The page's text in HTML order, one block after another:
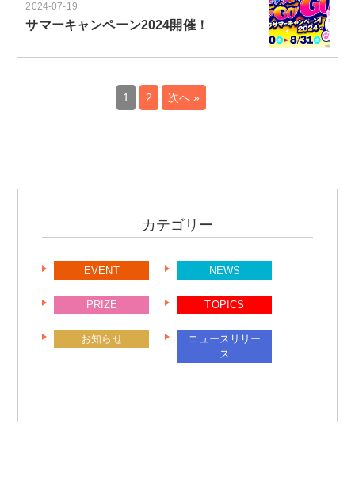
2024-07-19
サマーキャンペーン2024開催！
1 2 次へ »
カテゴリー
EVENT NEWS
PRIZE TOPICS
お知らせ
ニュースリリー
ス